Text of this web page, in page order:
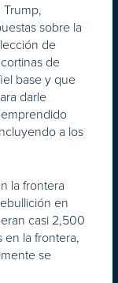
sobre la
de
de
base y que
darle
a los
la frontera
en
casi 2,500
en la frontera,
se